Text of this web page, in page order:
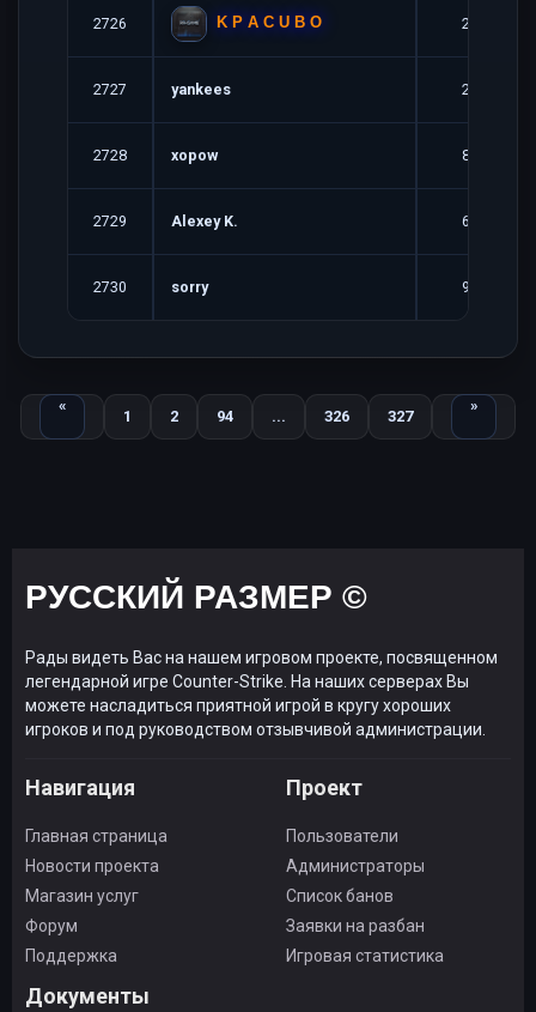
2726 K P A C U B O 2
2727 yankees 2
2728 xopow 8
2729 Alexey K. 6
2730 sorry 9
«
Назад
1 2 94 ... 326 327
»
Вперед
РУССКИЙ РАЗМЕР ©
Рады видеть Вас на нашем игровом проекте, посвященном
легендарной игре Counter-Strike. На наших серверах Вы
можете насладиться приятной игрой в кругу хороших
игроков и под руководством отзывчивой администрации.
Навигация
Главная страница
Новости проекта
Магазин услуг
Форум
Поддержка
Проект
Пользователи
Администраторы
Список банов
Заявки на разбан
Игровая статистика
Документы